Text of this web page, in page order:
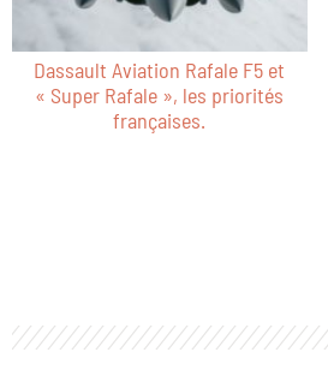
Dassault Aviation Rafale F5 et
« Super Rafale », les priorités
françaises.